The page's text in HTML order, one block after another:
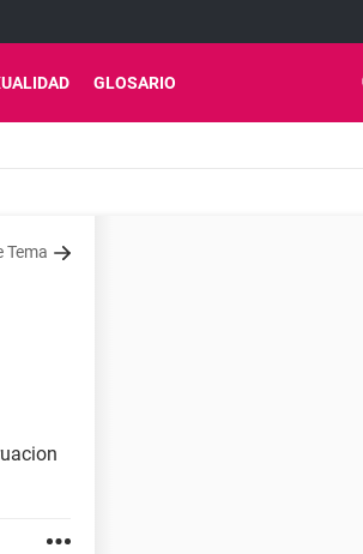
GLOSARIO
Tema